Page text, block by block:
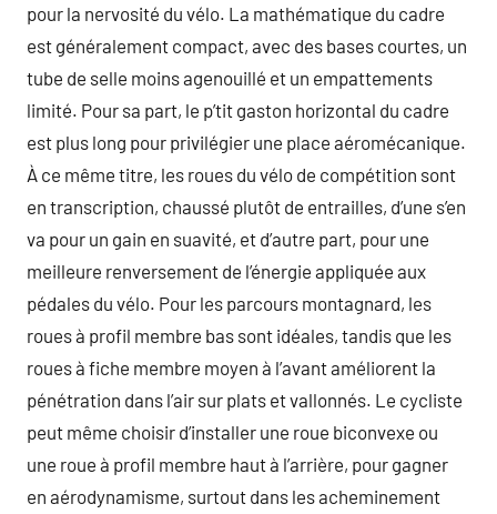
pour la nervosité du vélo. La mathématique du cadre
est généralement compact, avec des bases courtes, un
tube de selle moins agenouillé et un empattements
limité. Pour sa part, le p’tit gaston horizontal du cadre
est plus long pour privilégier une place aéromécanique.
À ce même titre, les roues du vélo de compétition sont
en transcription, chaussé plutôt de entrailles, d’une s’en
va pour un gain en suavité, et d’autre part, pour une
meilleure renversement de l’énergie appliquée aux
pédales du vélo. Pour les parcours montagnard, les
roues à profil membre bas sont idéales, tandis que les
roues à fiche membre moyen à l’avant améliorent la
pénétration dans l’air sur plats et vallonnés. Le cycliste
peut même choisir d’installer une roue biconvexe ou
une roue à profil membre haut à l’arrière, pour gagner
en aérodynamisme, surtout dans les acheminement